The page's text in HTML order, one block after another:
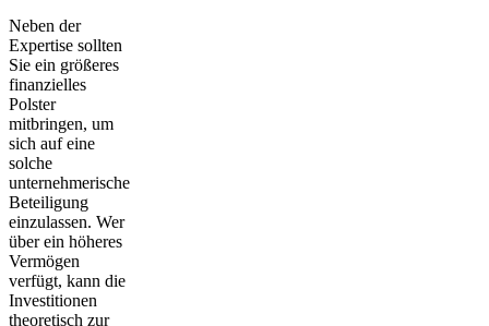
Neben der
Expertise sollten
Sie ein größeres
finanzielles
Polster
mitbringen, um
sich auf eine
solche
unternehmerische
Beteiligung
einzulassen. Wer
über ein höheres
Vermögen
verfügt, kann die
Investitionen
theoretisch zur